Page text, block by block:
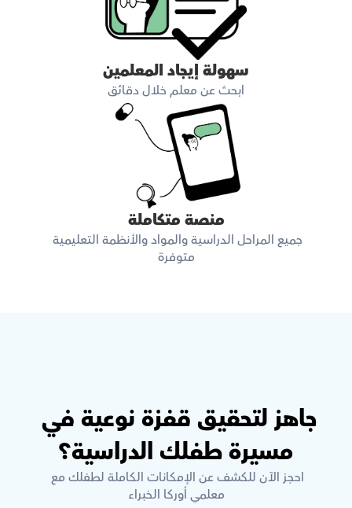
سهولة إيجاد المعلمين
ابحث عن معلم خلال دقائق
منصة متكاملة
متوفرة
مسيرة طفلك الدراسية؟
معلمي أوركا الخبراء